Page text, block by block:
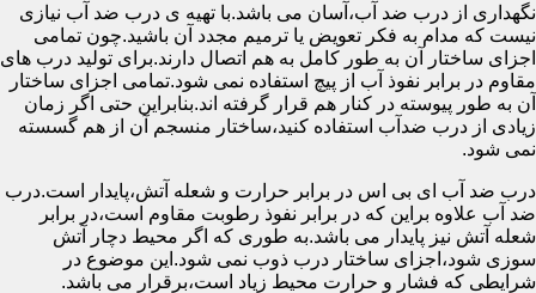
نگهداری از درب ضد آب،آسان می باشد.با تهیه ی درب ضد آب نیازی
نیست که مدام به فکر تعویض یا ترمیم مجدد آن باشید.چون تمامی
اجزای ساختار آن به طور کامل به هم اتصال دارند.برای تولید درب های
مقاوم در برابر نفوذ آب از پیچ استفاده نمی شود.تمامی اجزای ساختار
آن به طور پیوسته در کنار هم قرار گرفته اند.بنابراین حتی اگر زمان
زیادی از درب ضدآب استفاده کنید،ساختار منسجم آن از هم گسسته
نمی شود.
درب ضد آب ای بی اس در برابر حرارت و شعله آتش،پایدار است.درب
ضد آب علاوه براین که در برابر نفوذ رطوبت مقاوم است،در برابر
شعله آتش نیز پایدار می باشد.به طوری که اگر محیط دچار آتش
سوزی شود،اجزای ساختار درب ذوب نمی شود.این موضوع در
شرایطی که فشار و حرارت محیط زیاد است،برقرار می باشد.